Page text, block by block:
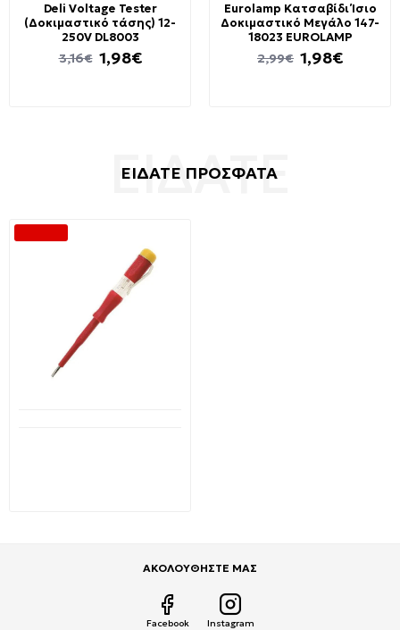
Deli Voltage Tester
(Δοκιμαστικό τάσης) 12-
250V DL8003
1,98€
3,16€
Eurolamp Κατσαβίδι Ίσιο
Δοκιμαστικό Μεγάλο 147-
18023 EUROLAMP
1,98€
2,99€
ΕΙΔΑΤΕ ΠΡΟΣΦΑΤΑ
ΑΚΟΛΟΥΘΗΣΤΕ ΜΑΣ
Facebook Instagram